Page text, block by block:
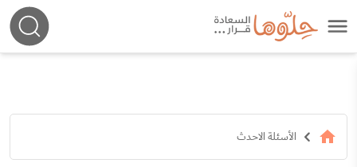
الأسئلة الاحدث